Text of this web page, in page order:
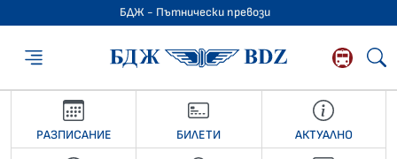
БДЖ - Пътнически превози
БДЖ -
РАЗПИСАНИЕ БИЛЕТИ АКТУАЛНО